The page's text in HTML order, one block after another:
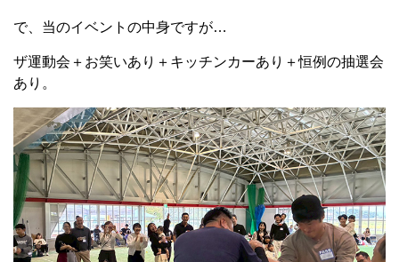
で、当のイベントの中身ですが…
ザ運動会＋お笑いあり＋キッチンカーあり＋恒例の抽選会
あり。